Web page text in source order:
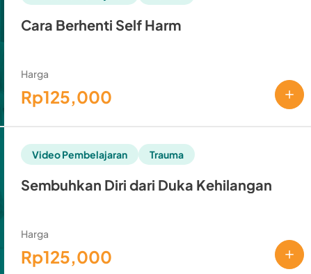
Cara Berhenti Self Harm
Harga
Rp125,000
Video Pembelajaran Trauma
Sembuhkan Diri dari Duka Kehilangan
Harga
Rp125,000